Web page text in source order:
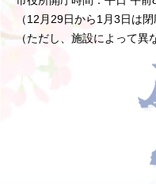
（12月29日から1月3日は閉
（ただし、施設によって異